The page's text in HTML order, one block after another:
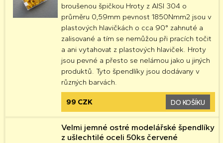
broušenou špičkou Hroty z AISI 304 o
průměru 0,59mm pevnost 1850Nmm2 jsou v
plastových hlavičkách o cca 90° zahnuté a
zalisované a tím se nemůžou při pracích točit
a ani vytahovat z plastových hlaviček. Hroty
jsou pevné a přesto se nelámou jako u jiných
produktů. Tyto špendlíky jsou dodávany v
různých barvách.
99 CZK DO KOŠÍKU
Velmi jemné ostré modelářské špendlíky
z ušlechtilé oceli 50ks červené